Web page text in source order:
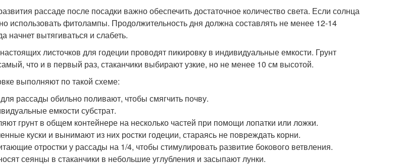
рассаде после посадки важно обеспечить достаточное количество света. Если солнца
использовать фитолампы. Продолжительность дня должна составлять не менее 12-14
начнет вытягиваться и слабеть.
листочков для годеции проводят пикировку в индивидуальные емкости. Грунт
что и в первый раз, стаканчики выбирают узкие, но не менее 10 см высотой.
выполняют по такой схеме:
рассады обильно поливают, чтобы смягчить почву.
емкости субстрат.
грунт в общем контейнере на несколько частей при помощи лопатки или ложки.
куски и вынимают из них ростки годеции, стараясь не повреждать корни.
отростки у рассады на 1/4, чтобы стимулировать развитие бокового ветвления.
сеянцы в стаканчики в небольшие углубления и засыпают лунки.